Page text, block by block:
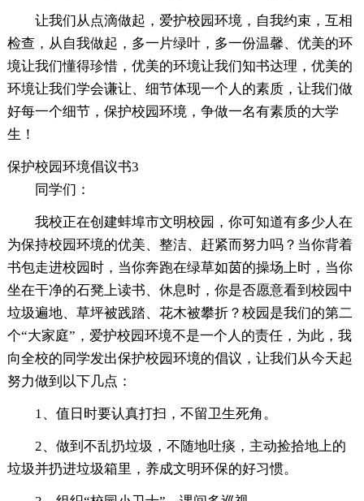
让我们从点滴做起，爱护校园环境，自我约束，互相
检查，从自我做起，多一片绿叶，多一份温馨、优美的环
境让我们懂得珍惜，优美的环境让我们知书达理，优美的
环境让我们学会谦让、细节体现一个人的素质，让我们做
好每一个细节，保护校园环境，争做一名有素质的大学
生！
保护校园环境倡议书3
同学们：
我校正在创建蚌埠市文明校园，你可知道有多少人在
为保持校园环境的优美、整洁、赶紧而努力吗？当你背着
书包走进校园时，当你奔跑在绿草如茵的操场上时，当你
坐在干净的石凳上读书、休息时，你是否愿意看到校园中
垃圾遍地、草坪被践踏、花木被攀折？校园是我们的第二
个“大家庭”，爱护校园环境不是一个人的责任，为此，我
向全校的同学发出保护校园环境的倡议，让我们从今天起
努力做到以下几点：
1、值日时要认真打扫，不留卫生死角。
2、做到不乱扔垃圾，不随地吐痰，主动捡拾地上的
垃圾并扔进垃圾箱里，养成文明环保的好习惯。